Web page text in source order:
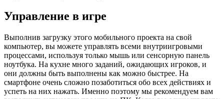
Управление в игре
Выполнив загрузку этого мобильного проекта на свой
компьютер, вы можете управлять всеми внутриигровыми
процессами, используя только мышь или сенсорную панель
ноутбука. На кухне много заданий, ожидающих игроков, и
они должны быть выполнены как можно быстрее. На
смартфоне очень сложно позаботиться обо всех действиях и
успеть на них нажать. Именно поэтому мы рекомендуем вам